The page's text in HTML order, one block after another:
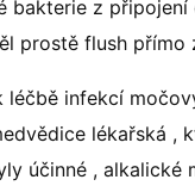
bakterie z
prostě flush přímo
léčbě infekcí
lékařská
účinné ,